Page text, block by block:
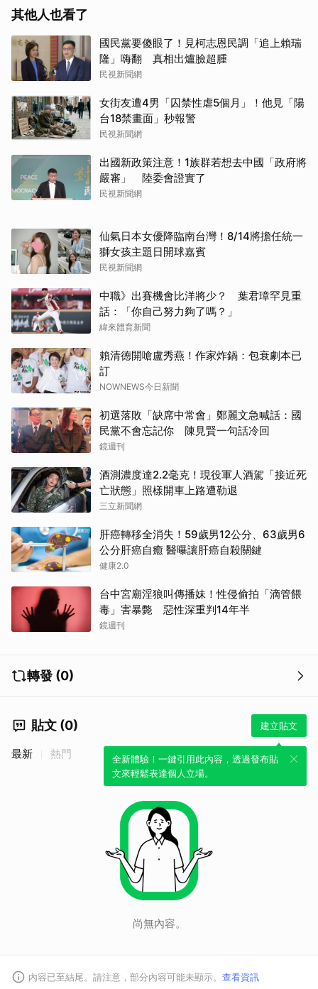
其他人也看了
國民黨要傻眼了！見柯志恩民調「追上賴瑞
隆」嗨翻 真相出爐臉超腫
民視新聞網
女街友遭4男「囚禁性虐5個月」！他見「陽
台18禁畫面」秒報警
民視新聞網
出國新政策注意！1族群若想去中國「政府將
嚴審」 陸委會證實了
民視新聞網
仙氣日本女優降臨南台灣！8/14將擔任統一
獅女孩主題日開球嘉賓
民視新聞網
中職》出賽機會比洋將少？ 葉君璋罕見重
話：「你自己努力夠了嗎？」
緯來體育新聞
賴清德開嗆盧秀燕！作家炸鍋：包衰劇本已
訂
NOWNEWS今日新聞
初選落敗「缺席中常會」鄭麗文急喊話：國
民黨不會忘記你 陳見賢一句話冷回
鏡週刊
酒測濃度達2.2毫克！現役軍人酒駕「接近死
亡狀態」照樣開車上路遭勒退
三立新聞網
肝癌轉移全消失！59歲男12公分、63歲男6
公分肝癌自癒 醫曝讓肝癌自殺關鍵
健康2.0
台中宮廟淫狼叫傳播妹！性侵偷拍「滴管餵
毒」害暴斃 惡性深重判14年半
鏡週刊
轉發 (0)
貼文 (0) 建立貼文
全新體驗！一鍵引用此內容，透過發布貼
文來輕鬆表達個人立場。
最新 熱門
尚無內容。
內容已至結尾。請注意，部分內容可能未顯示。 查看資訊